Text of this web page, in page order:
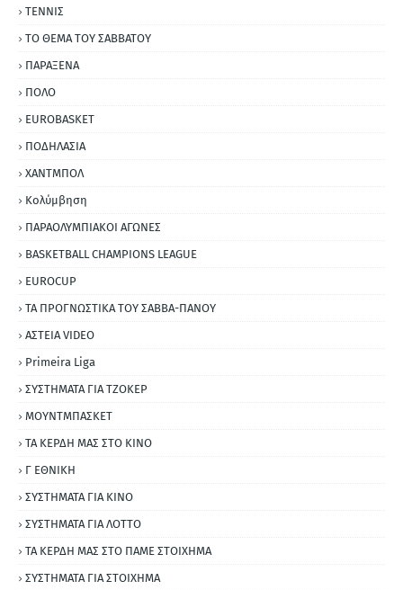
ΤΕΝΝΙΣ
ΤΟ ΘΕΜΑ ΤΟΥ ΣΑΒΒΑΤΟΥ
ΠΑΡΑΞΕΝΑ
ΠΟΛΟ
EUROBASKET
ΠΟΔΗΛΑΣΙΑ
ΧΑΝΤΜΠΟΛ
Κολύμβηση
ΠΑΡΑΟΛΥΜΠΙΑΚΟΙ ΑΓΩΝΕΣ
BASKETBALL CHAMPIONS LEAGUE
EUROCUP
ΤΑ ΠΡΟΓΝΩΣΤΙΚΑ ΤΟΥ ΣΑΒΒΑ-ΠΑΝΟΥ
ΑΣΤΕΙΑ VIDEO
Primeira Liga
ΣΥΣΤΗΜΑΤΑ ΓΙΑ ΤΖΟΚΕΡ
ΜΟΥΝΤΜΠΑΣΚΕΤ
ΤΑ ΚΕΡΔΗ ΜΑΣ ΣΤΟ ΚΙΝΟ
Γ ΕΘΝΙΚΗ
ΣΥΣΤΗΜΑΤΑ ΓΙΑ ΚΙΝΟ
ΣΥΣΤΗΜΑΤΑ ΓΙΑ ΛΟΤΤΟ
ΤΑ ΚΕΡΔΗ ΜΑΣ ΣΤΟ ΠΑΜΕ ΣΤΟΙΧΗΜΑ
ΣΥΣΤΗΜΑΤΑ ΓΙΑ ΣΤΟΙΧΗΜΑ